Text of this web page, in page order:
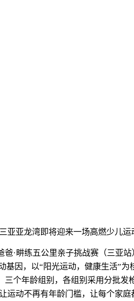
三亚亚龙湾即将迎来一场高燃少儿运
爸·畊练五公里亲子挑战赛（三亚
基因，以“阳光运动，健康生活”
三个年龄组别，各组别采用分批
运动不再有年龄门槛，让每个家庭